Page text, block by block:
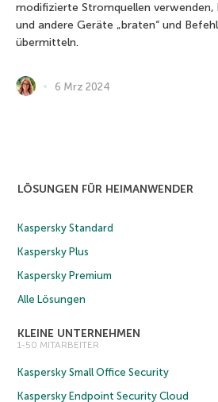
modifizierte Stromquellen verwenden,
und andere Geräte „braten“ und
übermitteln.
6 Mrz 2024
LÖSUNGEN FÜR HEIMANWENDER
Kaspersky Standard
Kaspersky Plus
Kaspersky Premium
Alle Lösungen
KLEINE UNTERNEHMEN
1-50 MITARBEITER
Kaspersky Small Office Security
Kaspersky Endpoint Security Cloud